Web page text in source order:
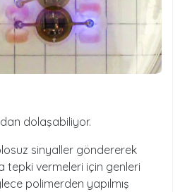
dolaşabiliyor.
sinyaller göndererek
tepki vermeleri için genleri
polimerden yapılmış